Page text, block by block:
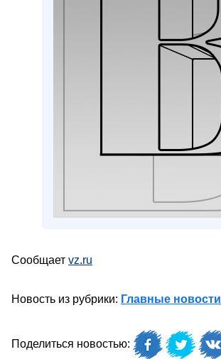
Сообщает vz.ru
Новость из рубрики: Главные новости
Поделиться новостью: